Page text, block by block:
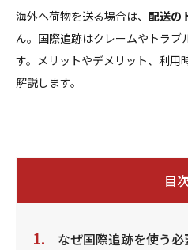
海外へ荷物を送る場合は、 配送の
ん。国際追跡はクレームやトラブ
す。メリットやデメリット、利用
解説します。
目
なぜ国際追跡を使う